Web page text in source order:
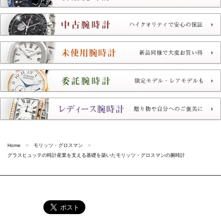
Home
モリッツ・グロスマン
グラスヒュッテの時計産業を支える基礎を築いたモリッツ・グロスマンの腕時計